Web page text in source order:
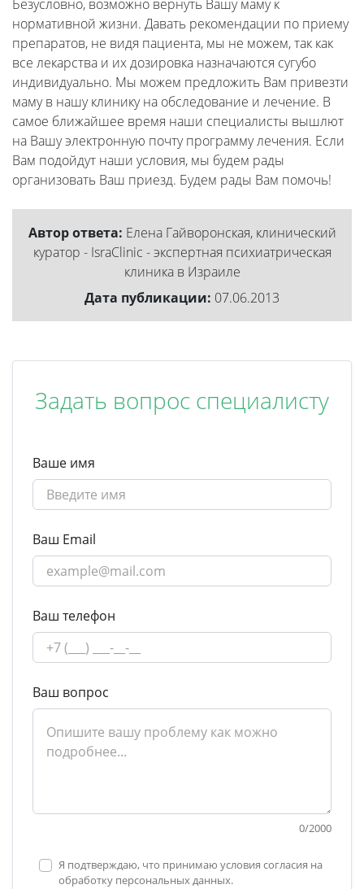
Безусловно, возможно вернуть Вашу маму к
нормативной жизни. Давать рекомендации по приему
препаратов, не видя пациента, мы не можем, так как
все лекарства и их дозировка назначаются сугубо
индивидуально. Мы можем предложить Вам привезти
маму в нашу клинику на обследование и лечение. В
самое ближайшее время наши специалисты вышлют
на Вашу электронную почту программу лечения. Если
Вам подойдут наши условия, мы будем рады
организовать Ваш приезд. Будем рады Вам помочь!
Автор ответа: Елена Гайворонская, клинический
куратор - IsraClinic - экспертная психиатрическая
клиника в Израиле
Дата публикации: 07.06.2013
Задать вопрос специалисту
Ваше имя
Ваш Email
Ваш телефон
Ваш вопрос
0/2000
Я подтверждаю, что принимаю условия согласия на
обработку персональных данных.